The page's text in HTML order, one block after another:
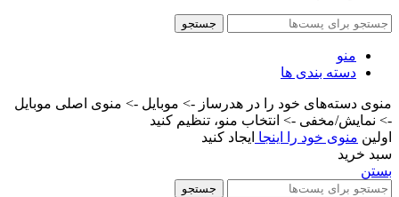
جستجو
منو
دسته بندی ها
منوی دسته‌های خود را در هدرساز -> موبایل -> منوی اصلی موبایل
-> نمایش/مخفی -> انتخاب منو، تنظیم کنید
اولین منوی خود را اینجا ایجاد کنید
سبد خرید
بستن
جستجو